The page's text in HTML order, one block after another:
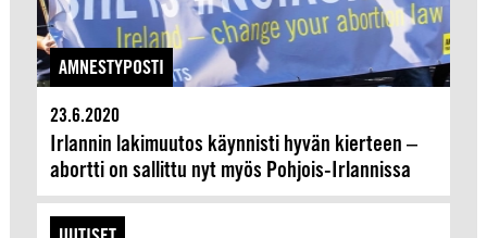
AMNESTYPOSTI
23.6.2020
Irlannin lakimuutos käynnisti hyvän kierteen –
abortti on sallittu nyt myös Pohjois-Irlannissa